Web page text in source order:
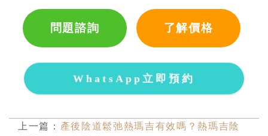
問題諮詢 了解價格
WhatsApp立即預約
上一篇： 產後陰道鬆弛熱瑪吉有效嗎？熱瑪吉陰